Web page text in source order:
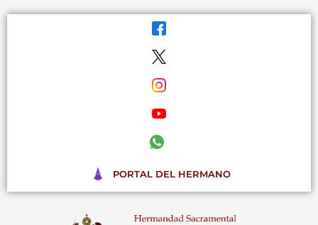
PORTAL DEL HERMANO